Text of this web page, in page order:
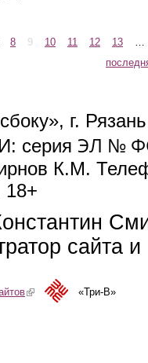
8 9 10 11 12 13
…
г.
серия ЭЛ №
К.М.
sends e-mail)
18+
сайта
(link is external)«Три-В»